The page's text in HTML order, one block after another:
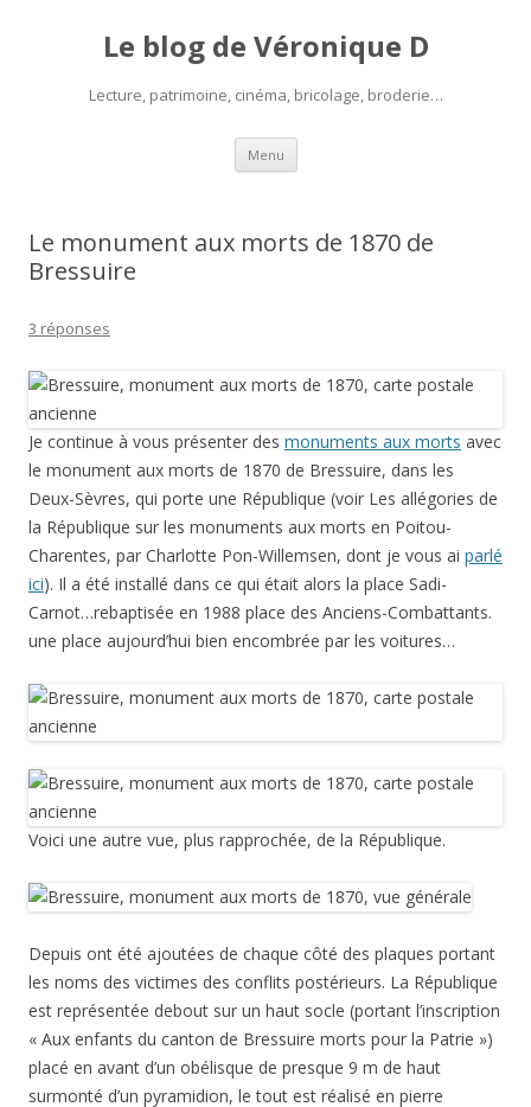
Le blog de Véronique D
Lecture, patrimoine, cinéma, bricolage, broderie…
Menu Aller
contenu
Le monument aux morts de 1870 de
Bressuire
3 réponses
Je continue à vous présenter des monuments aux morts avec
le monument aux morts de 1870 de Bressuire, dans les
Deux-Sèvres, qui porte une République (voir Les allégories de
la République sur les monuments aux morts en Poitou-
Charentes, par Charlotte Pon-Willemsen, dont je vous ai parlé
ici). Il a été installé dans ce qui était alors la place Sadi-
Carnot…rebaptisée en 1988 place des Anciens-Combattants.
une place aujourd’hui bien encombrée par les voitures…
Voici une autre vue, plus rapprochée, de la République.
Depuis ont été ajoutées de chaque côté des plaques portant
les noms des victimes des conflits postérieurs. La République
est représentée debout sur un haut socle (portant l’inscription
« Aux enfants du canton de Bressuire morts pour la Patrie »)
placé en avant d’un obélisque de presque 9 m de haut
surmonté d’un pyramidion, le tout est réalisé en pierre